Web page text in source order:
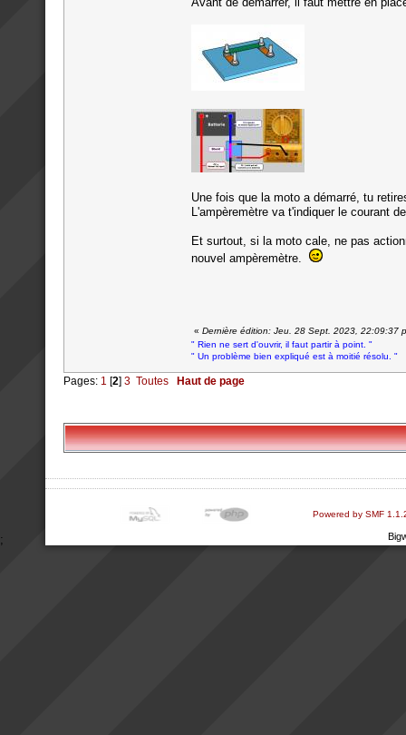
Une fois que la moto a démarré, tu
L'ampèremètre va t'indiquer le courant
Et surtout, si la moto cale, ne pas
nouvel ampèremètre.
« Dernière édition: Jeu. 28 Sept. 2023, 22:09:37
" Rien ne sert d'ouvrir, il faut partir à point. "
" Un problème bien expliqué est à moitié résolu. "
Pages: 1 [2] 3 Toutes Haut de page
Powered by SMF
;